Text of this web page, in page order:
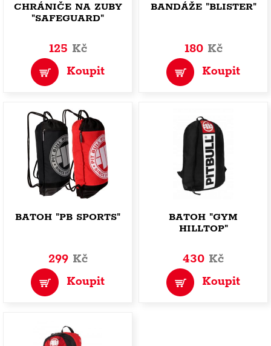
CHRÁNIČE NA ZUBY
"SAFEGUARD"
125 Kč
Koupit
BANDÁŽE "BLISTER"
180 Kč
Koupit
BATOH "PB SPORTS"
299 Kč
Koupit
BATOH "GYM
HILLTOP"
430 Kč
Koupit